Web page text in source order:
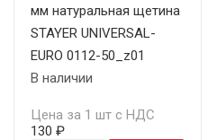
мм натуральная щетина
STAYER UNIVERSAL-
EURO 0112-50_z01
В наличии
Цена за 1 шт с НДС
130 ₽